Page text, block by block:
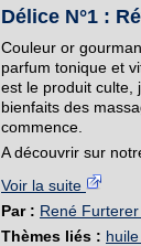
Délice N°1 :
Couleur or
parfum tonique et
est le produit culte,
bienfaits des
commence.
A découvrir sur
Voir la suite
Par : René
Thèmes liés :